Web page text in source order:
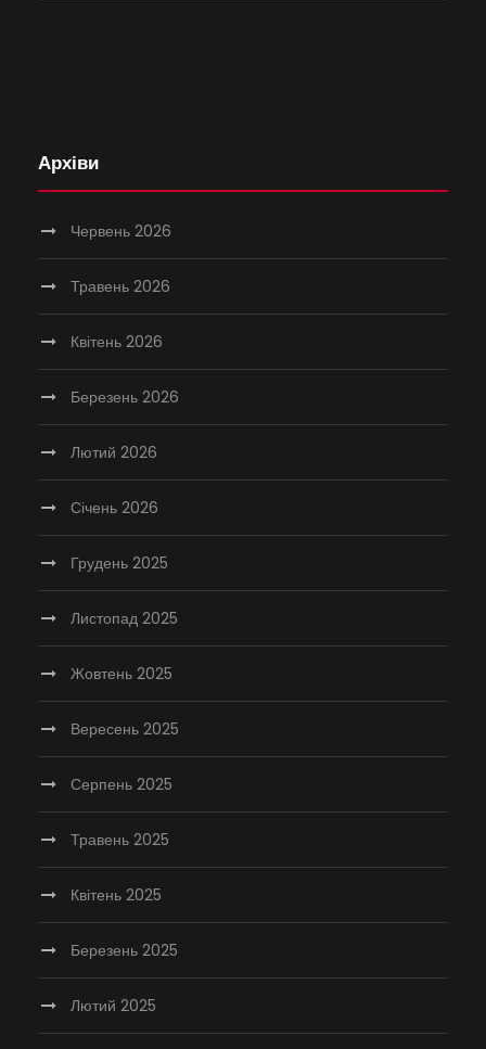
Архіви
Червень 2026
Травень 2026
Квітень 2026
Березень 2026
Лютий 2026
Січень 2026
Грудень 2025
Листопад 2025
Жовтень 2025
Вересень 2025
Серпень 2025
Травень 2025
Квітень 2025
Березень 2025
Лютий 2025